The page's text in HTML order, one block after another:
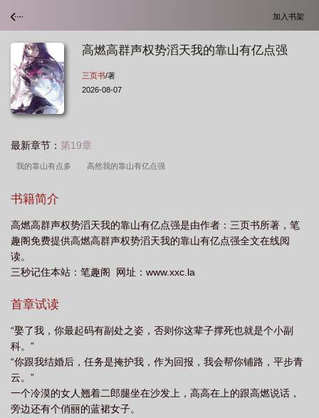
加入书架
高燃高群声权势滔天我的靠山有亿点强
三页书/著
2026-08-07
最新章节： 第19章
我的靠山有点多 高然我的靠山有亿点强
书籍简介
高燃高群声权势滔天我的靠山有亿点强是由作者：三页书所著，笔
趣阁免费提供高燃高群声权势滔天我的靠山有亿点强全文在线阅
读。
三秒记住本站：笔趣阁 网址：www.xxc.la
首章试读
“娶了我，你最起码有副处之姿，否则你这辈子撑死也就是个小副
科。”
“你跟我结婚后，任务是掩护我，作为回报，我会帮你铺路，平步青
云。”
一个冷漠的女人翘着二郎腿坐在沙发上，高高在上的跟高燃说话，
旁边还有个俏丽的蓝裙女子。